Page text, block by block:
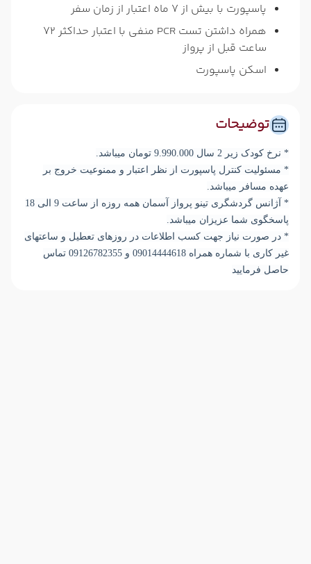
پاسپورت با بیش از 7 ماه اعتبار از زمان سفر
همراه داشتن تست PCR منفی با اعتبار حداکثر 72
ساعت قبل از پرواز
اسکن پاسپورت
توضیحات
* نرخ کودک زیر 2 سال 9.990.000 تومان میباشد.
* مسئولیت کنترل پاسپورت از نظر اعتبار و ممنوعیت خروج بر
عهده مسافر میباشد.
* آژانس گردشگری تینو پرواز آسمان همه روزه از ساعت 9 الی 18
پاسخگوی شما عزیزان میباشد.
* در صورت نیاز جهت کسب اطلاعات در روزهای تعطیل و ساعتهای
غیر کاری با شماره همراه 09014444618 و
09126782355 تماس
حاصل فرمایید